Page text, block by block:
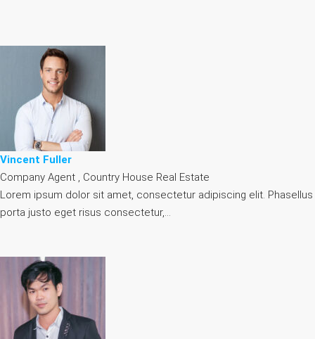
Vincent Fuller
Company Agent , Country House Real Estate
Lorem ipsum dolor sit amet, consectetur adipiscing elit. Phasellus
porta justo eget risus consectetur,…